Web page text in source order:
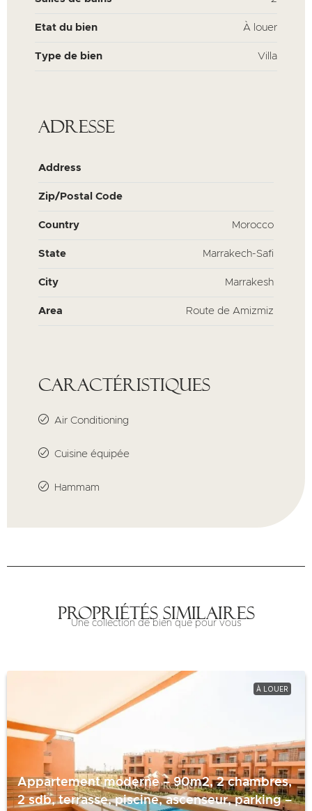
Etat du bien À louer
Type de bien Villa
Adresse
Address
Zip/Postal Code
Country Morocco
State Marrakech-Safi
City Marrakesh
Area Route de Amizmiz
Caractéristiques
Air Conditioning
Cuisine équipée
Hammam
Propriétés similaires
Une collection de bien que pour vous
À LOUER
Appartement moderne – 90m2, 2 chambres,
2 sdb, terrasse, piscine, ascenseur, parking –